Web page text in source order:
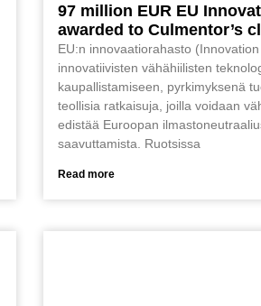
97 million EUR EU
awarded to Culmentor’s
EU:n innovaatiorahasto
innovatiivisten vähähiilisten
kaupallistamiseen, pyrkimyksenä
teollisia ratkaisuja, joilla voidaan
edistää Euroopan
saavuttamista. Ruotsissa
Read more